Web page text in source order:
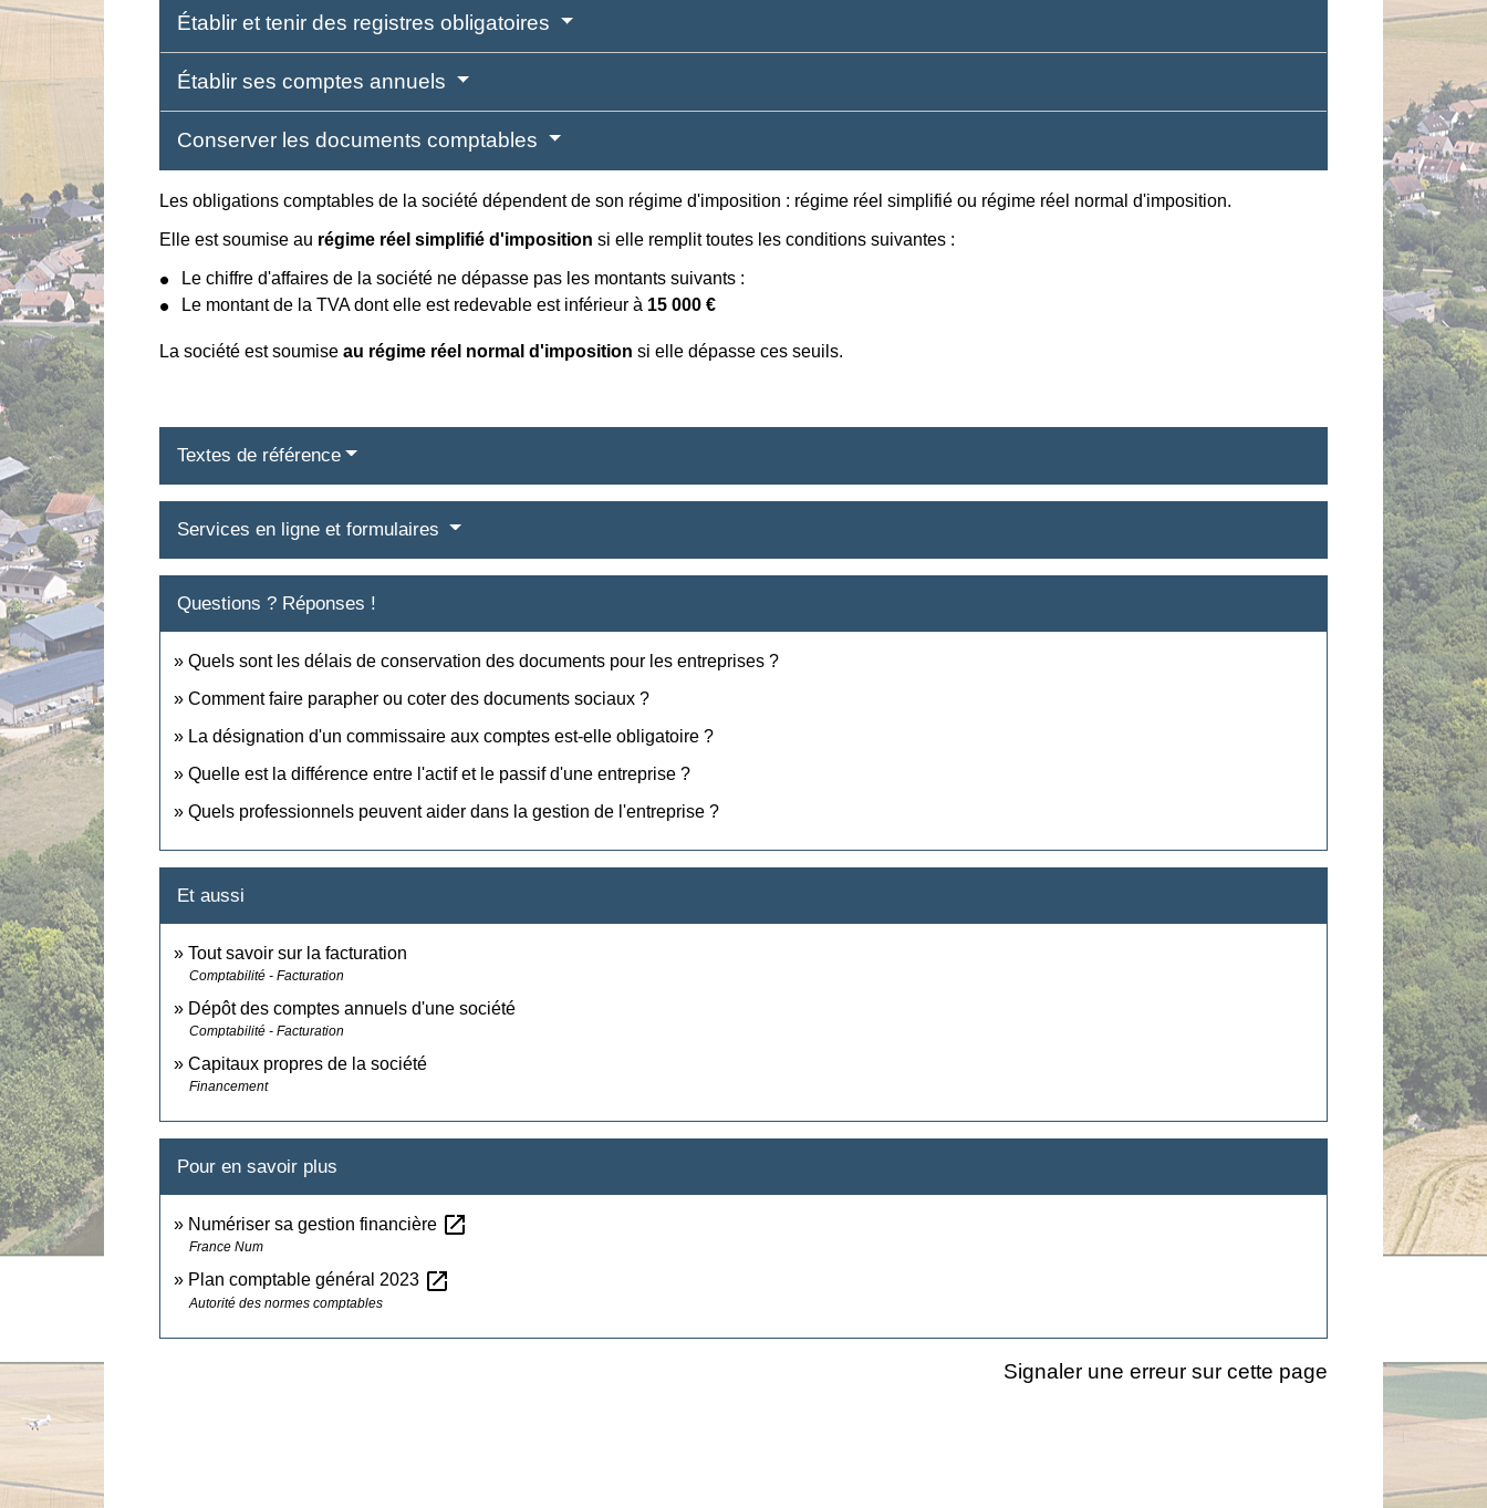
Établir et tenir des registres obligatoires
Établir ses comptes annuels
Conserver les documents comptables
Les obligations comptables de la société dépendent de son régime d'imposition : régime réel simplifié ou régime réel normal d'imposition.
Elle est soumise au régime réel simplifié d'imposition si elle remplit toutes les conditions suivantes :
Le chiffre d'affaires de la société ne dépasse pas les montants suivants :
Le montant de la TVA dont elle est redevable est inférieur à 15 000 €
La société est soumiseau régime réel normal d'imposition si elle dépasse ces seuils.
Textes de référence
Services en ligne et formulaires
Questions ? Réponses !
Quels sont les délais de conservation des documents pour les entreprises ?
Comment faire parapher ou coter des documents sociaux ?
La désignation d'un commissaire aux comptes est-elle obligatoire ?
Quelle est la différence entre l'actif et le passif d'une entreprise ?
Quels professionnels peuvent aider dans la gestion de l'entreprise ?
Et aussi
Tout savoir sur la facturation
Comptabilité - Facturation
Dépôt des comptes annuels d'une société
Comptabilité - Facturation
Capitaux propres de la société
Financement
Pour en savoir plus
Numériser sa gestion financière open_in_new
France Num
Plan comptable général 2023 open_in_new
Autorité des normes comptables
Signaler une erreur sur cette page